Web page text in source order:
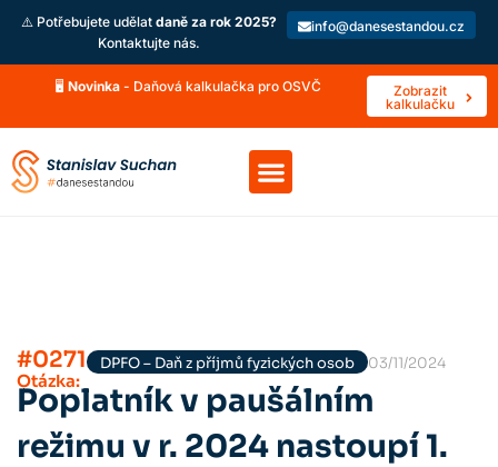
⚠️ Potřebujete udělat daně za rok 2025?
Kontaktujte nás.
info@danesestandou.cz
🖥️Novinka - Daňová kalkulačka pro OSVČ
Zobrazit
kalkulačku
#0271 DPFO – Daň z příjmů fyzických osob 03/11/2024
Otázka:
Poplatník v paušálním
režimu v r. 2024 nastoupí 1.